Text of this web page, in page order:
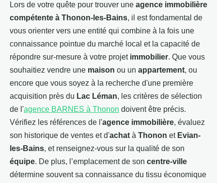
Lors de votre quête pour trouver une agence immobilière
compétente à Thonon-les-Bains, il est fondamental de
vous orienter vers une entité qui combine à la fois une
connaissance pointue du marché local et la capacité de
répondre sur-mesure à votre projet immobilier. Que vous
souhaitiez vendre une maison ou un appartement, ou
encore que vous soyez à la recherche d'une première
acquisition près du Lac Léman, les critères de sélection
de l'agence BARNES à Thonon doivent être précis.
Vérifiez les références de l'agence immobilière, évaluez
son historique de ventes et d'achat à Thonon et Evian-
les-Bains, et renseignez-vous sur la qualité de son
équipe. De plus, l’emplacement de son centre-ville
détermine souvent sa connaissance du tissu économique